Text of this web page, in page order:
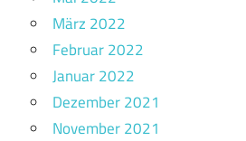
März 2022
Februar 2022
Januar 2022
Dezember 2021
November 2021